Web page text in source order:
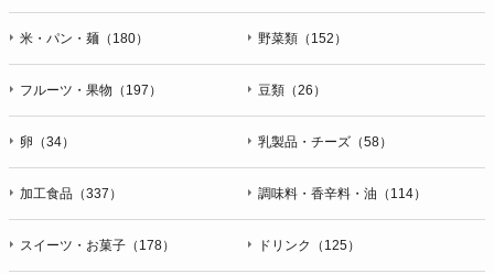
米・パン・麺（180） 野菜類（152）
フルーツ・果物（197） 豆類（26）
卵（34） 乳製品・チーズ（58）
加工食品（337） 調味料・香辛料・油（114）
スイーツ・お菓子（178） ドリンク（125）